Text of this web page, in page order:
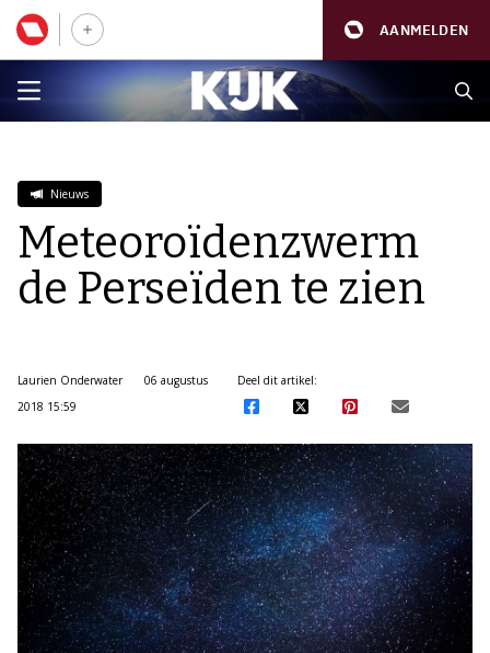
AANMELDEN
Nieuws
Meteoroïdenzwerm
de Perseïden te zien
Laurien Onderwater
06 augustus
2018 15:59
Deel dit artikel: